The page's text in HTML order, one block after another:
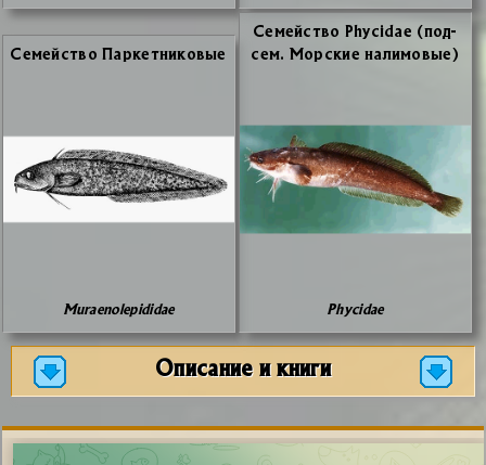
Се­мей­ство Пар­кет­ни­ко­вые
Muraenolepididae
Се­мей­ство Phycidae (под­
сем. Мор­ские на­ли­мо­вые)
Phycidae
Описание и книги